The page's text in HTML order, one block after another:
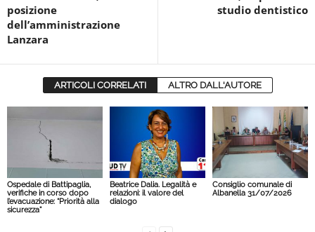
posizione
dell’amministrazione
Lanzara
studio dentistico
ARTICOLI CORRELATI ALTRO DALL'AUTORE
Ospedale di Battipaglia,
verifiche in corso dopo
l’evacuazione: “Priorità alla
sicurezza”
Beatrice Dalia. Legalità e
relazioni: il valore del
dialogo
Consiglio comunale di
Albanella 31/07/2026